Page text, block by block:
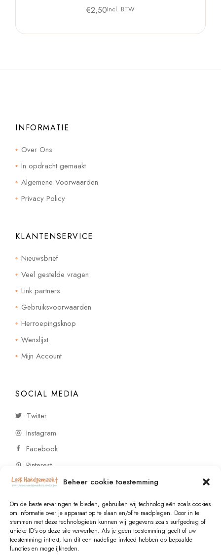
Beheer cookie toestemming
Om de beste ervaringen te bieden, gebruiken wij technologieën zoals cookies
om informatie over je apparaat op te slaan en/of te raadplegen. Door in te
stemmen met deze technologieën kunnen wij gegevens zoals surfgedrag of
unieke ID's op deze site verwerken. Als je geen toestemming geeft of uw
toestemming intrekt, kan dit een nadelige invloed hebben op bepaalde
functies en mogelijkheden.
€2,50Incl. BTW
INFORMATIE
Over Ons
In opdracht gemaakt
Algemene Voorwaarden
Privacy Policy
KLANTENSERVICE
Nieuwsbrief
Veel gestelde vragen
Link partners
Gebruiksvoorwaarden
Herroepingsknop
Wenslijst
Mijn Account
SOCIAL MEDIA
Twitter
Instagram
Facebook
Pinterest
CONTACT
Vragen of wensen? Neem contact op!
+31 (0)6 229 021 29